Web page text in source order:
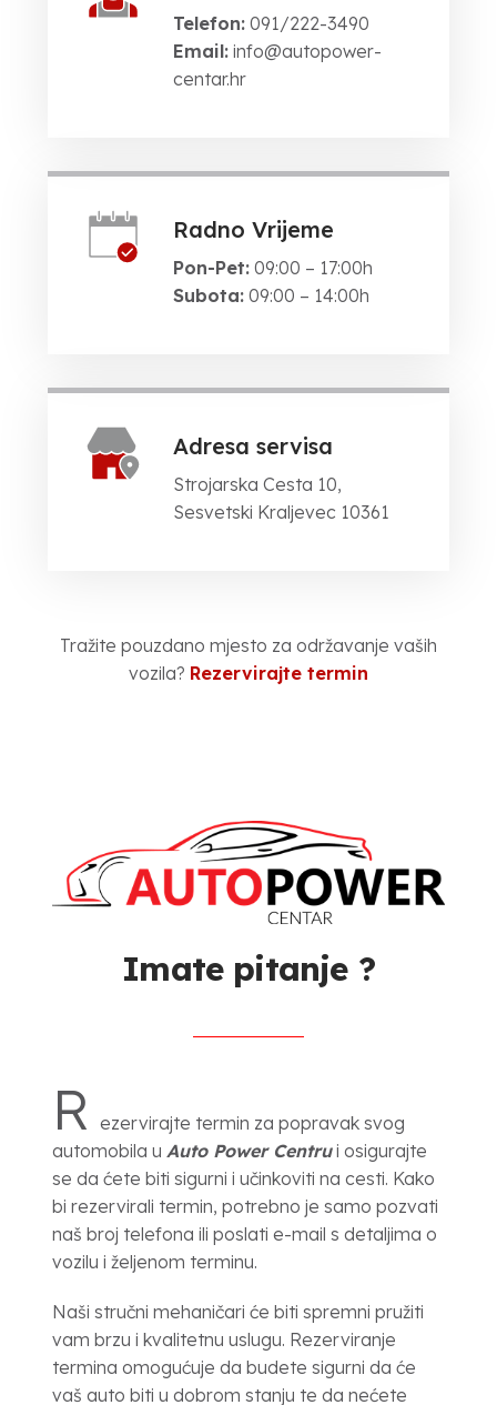
Telefon:091/222-3490
Email: info@autopower-
centar.hr
Radno Vrijeme
Pon-Pet:09:00 – 17:00h
Subota:09:00 – 14:00h
Adresa servisa
Strojarska Cesta 10,
Sesvetski Kraljevec 10361
Tražite pouzdano mjesto za održavanje vaših
vozila? Rezervirajte termin
Imate pitanje ?
R ezervirajte termin za popravak svog
automobila u Auto Power Centrui osigurajte
se da ćete biti sigurni i učinkoviti na cesti. Kako
bi rezervirali termin, potrebno je samo pozvati
naš broj telefona ili poslati e-mail s detaljima o
vozilu i željenom terminu.
Naši stručni mehaničari će biti spremni pružiti
vam brzu i kvalitetnu uslugu. Rezerviranje
termina omogućuje da budete sigurni da će
vaš auto biti u dobrom stanju te da nećete